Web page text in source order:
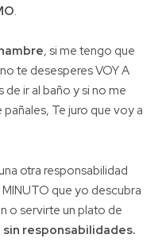
.
, si me tengo que
te desesperes VOY A
de ir al baño y si no me
Te juro que voy a
otra responsabilidad
que yo descubra
o servirte un plato de
sin responsabilidades.